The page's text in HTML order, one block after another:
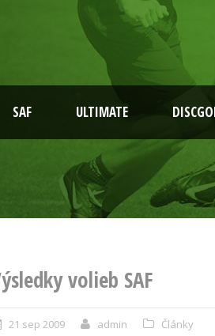
SAF ULTIMATE
volieb SAF
21 sep 2009 admin Články